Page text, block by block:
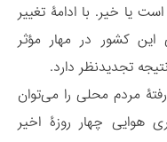
یا خیر. با ادامۀ تغییر
این کشور در مهار مؤثر
تجدیدنظر دارد.
مردم محلی را می‌توان
هوایی چهار روزۀ اخیر